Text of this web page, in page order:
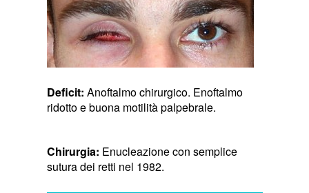
Deficit: Anoftalmo chirurgico. Enoftalmo
ridotto e buona motilità palpebrale.
Chirurgia: Enucleazione con semplice
sutura dei retti nel 1982.